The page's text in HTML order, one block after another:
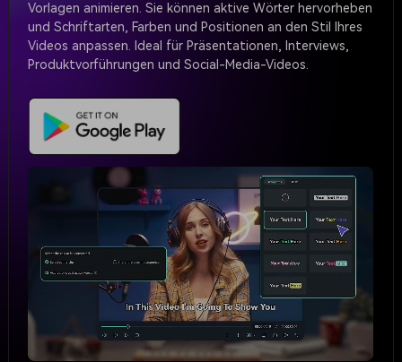
Vorlagen animieren. Sie können aktive Wörter hervorheben
und Schriftarten, Farben und Positionen an den Stil Ihres
Videos anpassen. Ideal für Präsentationen, Interviews,
Produktvorführungen und Social-Media-Videos.